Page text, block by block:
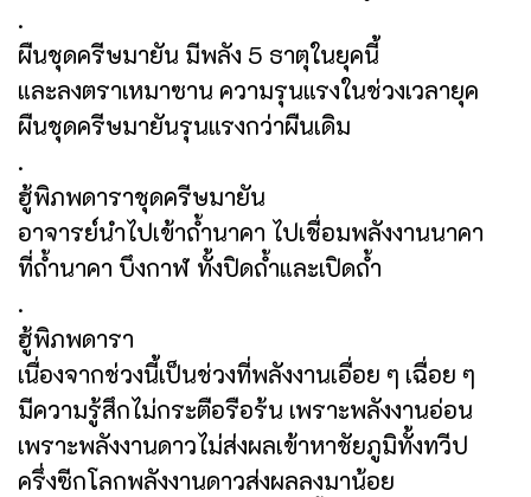
.
ผืนชุดครีษมายัน มีพลัง 5 ธาตุในยุคนี้
และลงตราเหมาซาน ความรุนแรงในช่วงเวลายุค
ผืนชุดครีษมายันรุนแรงกว่าผืนเดิม
.
ฮู้พิภพดาราชุดครีษมายัน
อาจารย์นำไปเข้าถ้ำนาคา ไปเชื่อมพลังงานนาคา
ที่ถ้ำนาคา บึงกาฬ ทั้งปิดถ้ำและเปิดถ้ำ
.
ฮู้พิภพดารา
เนื่องจากช่วงนี้เป็นช่วงที่พลังงานเอื่อย ๆ เฉื่อย ๆ
มีความรู้สึกไม่กระตือรือร้น เพราะพลังงานอ่อน
เพราะพลังงานดาวไม่ส่งผลเข้าหาชัยภูมิทั้งทวีป
ครึ่งซีกโลกพลังงานดาวส่งผลลงมาน้อย